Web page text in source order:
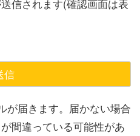
信されます(確認画面は表
が届きます。届かない場合
間違っている可能性があ